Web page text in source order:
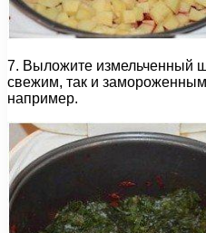
7. Выложите измельченный
свежим, так и
например.